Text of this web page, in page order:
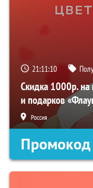
21:11:08
Скидка 1000р. на
и подарков
Россия
Промокод